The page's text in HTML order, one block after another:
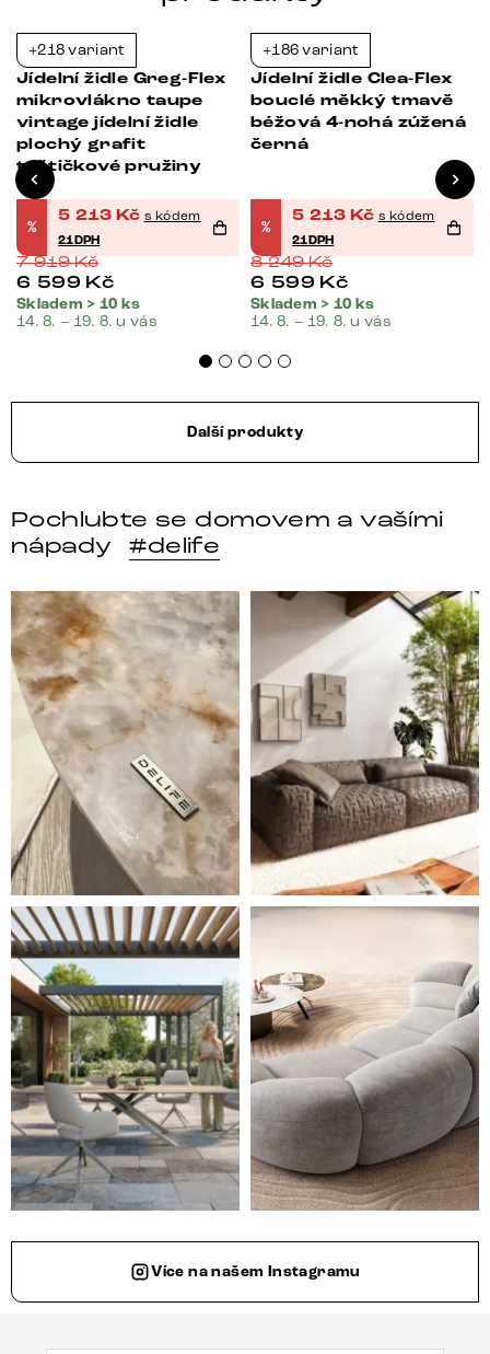
+218 variant
Jídelní židle Greg-Flex
mikrovlákno taupe
vintage jídelní židle
plochý grafit
taštičkové pružiny
%
5 213 Kč s kódem
21DPH
7 919Kč
6 599 Kč
Skladem > 10 ks
14. 8. – 19. 8. u vás
+186 variant
Jídelní židle Clea-Flex
bouclé měkký tmavě
béžová 4-nohá zúžená
černá
%
5 213 Kč s kódem
21DPH
8 249Kč
6 599 Kč
Skladem > 10 ks
14. 8. – 19. 8. u vás
Další produkty
Pochlubte se domovem a vašími
nápady
#delife
DELIFE – Nábytek, který promění dům v domov. Domo
Místo, kam se budeš těšit
Styl, odolnost a společné chvíle pod širým nebem.
Ne každá pohovka je jen
Více na našem Instagramu